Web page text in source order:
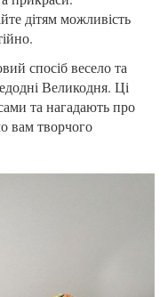
дітям можливість
спосіб весело та
Великодня. Ці
та нагадають про
вам творчого